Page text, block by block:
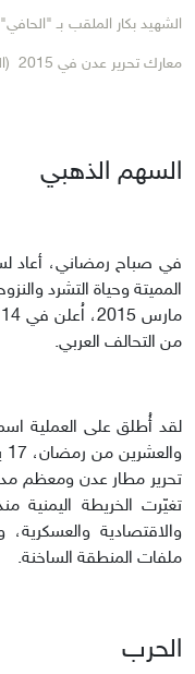
الشهيد بكار الملقب بـ
معارك تحرير عدن في 2015 (الصورة: أرشيفية)
السهم الذهبي
في صباح رمضاني، أعاد
المميتة وحياة التشرد
من التحالف العربي.
لقد أُطلق على العملية
تحرير مطار عدن ومعظم
تغيّرت الخريطة اليمنية
والاقتصادية
ملفات المنطقة الساخنة.
الحرب